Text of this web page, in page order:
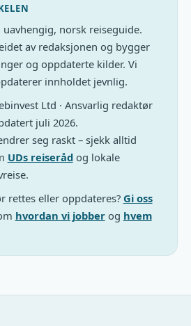
norsk reiseguide.
av redaksjonen og bygger
og oppdaterte kilder. Vi
innholdet jevnlig.
Ltd · Ansvarlig redaktør
juli 2026.
seg raskt – sjekk alltid
UDs reiserådog lokale
rettes eller oppdateres? Gi oss
hvordan vi jobberog hvem